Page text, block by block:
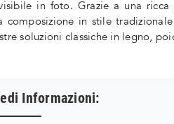
in foto. Grazie a una
composizione in stile
soluzioni classiche in legno,
Informazioni: